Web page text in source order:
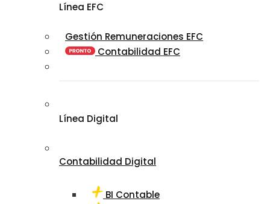
Línea EFC
Gestión Remuneraciones EFC
Contabilidad EFC
Línea Digital
Contabilidad Digital
BI Contable